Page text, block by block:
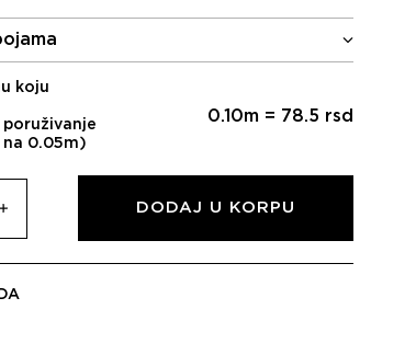
koju
na 0.05m)
0.10m = 78.5 rsd
DODAJ U KORPU